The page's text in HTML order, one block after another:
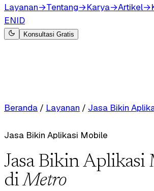
Layanan→Tentang→Karya→Artikel→
ENID
Konsultasi Gratis
Beranda / Layanan / Jasa Bikin
Jasa Bikin Aplikasi Mobile
Jasa Bikin Aplikasi
diMetro